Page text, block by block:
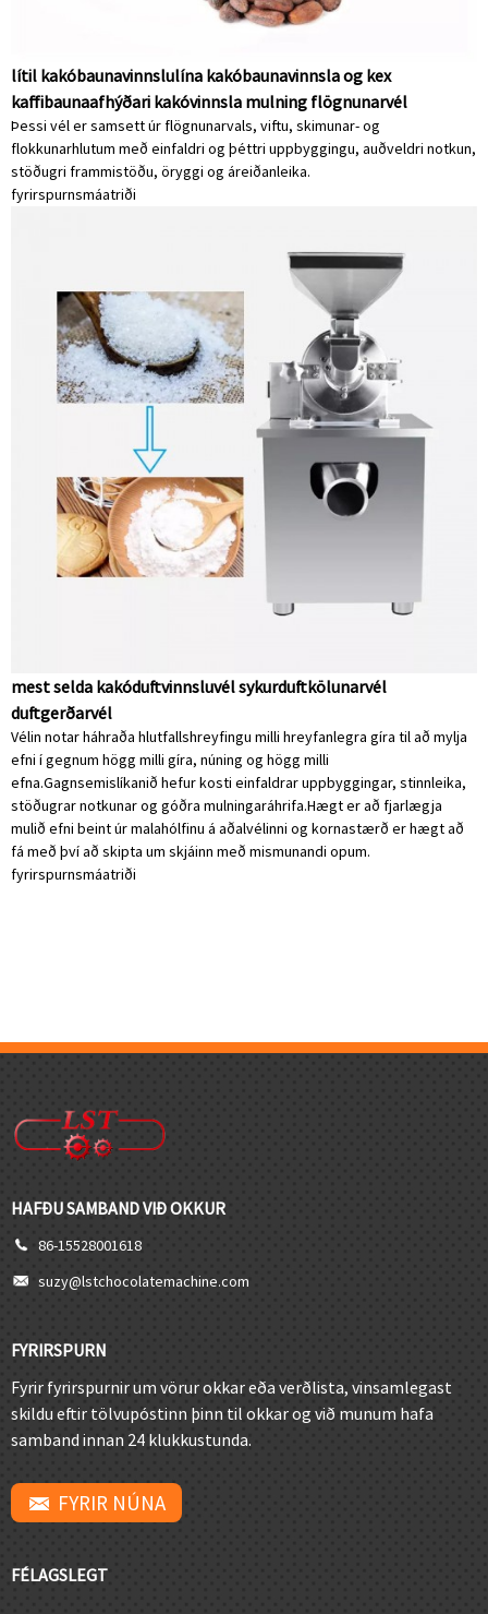
lítil kakóbaunavinnslulína kakóbaunavinnsla og kex
kaffibaunaafhýðari kakóvinnsla mulning flögnunarvél
Þessi vél er samsett úr flögnunarvals, viftu, skimunar- og
flokkunarhlutum með einfaldri og þéttri uppbyggingu, auðveldri notkun,
stöðugri frammistöðu, öryggi og áreiðanleika.
fyrirspurnsmáatriði
mest selda kakóduftvinnsluvél sykurduftkölunarvél
duftgerðarvél
Vélin notar háhraða hlutfallshreyfingu milli hreyfanlegra gíra til að mylja
efni í gegnum högg milli gíra, núning og högg milli
efna.Gagnsemislíkanið hefur kosti einfaldrar uppbyggingar, stinnleika,
stöðugrar notkunar og góðra mulningaráhrifa.Hægt er að fjarlægja
mulið efni beint úr malahólfinu á aðalvélinni og kornastærð er hægt að
fá með því að skipta um skjáinn með mismunandi opum.
fyrirspurnsmáatriði
HAFÐU SAMBAND VIÐ OKKUR
86-15528001618
suzy@lstchocolatemachine.com
FYRIRSPURN
Fyrir fyrirspurnir um vörur okkar eða verðlista, vinsamlegast
skildu eftir tölvupóstinn þinn til okkar og við munum hafa
samband innan 24 klukkustunda.
FYRIR NÚNA
FÉLAGSLEGT